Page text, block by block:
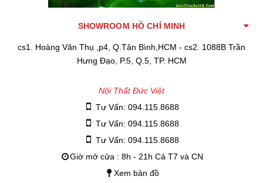
SHOWROOM HỒ CHÍ MINH
cs1. Hoàng Văn Thụ ,p4, Q.Tân Bình,HCM - cs2. 1088B Trần
Hưng Đạo, P.5, Q.5, TP. HCM
Nội Thất Đức Việt
Tư Vấn: 094.115.8688
Tư Vấn: 094.115.8688
Tư Vấn: 094.115.8688
Giờ mở cửa : 8h - 21h Cả T7 và CN
Xem bản đồ